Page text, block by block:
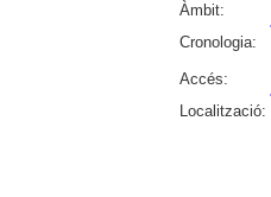
Àmbit:
Cronologia:
Accés:
Localització: